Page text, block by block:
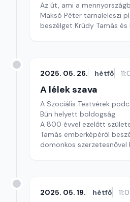
Az út, ami a
Maksó Péter tarnaleleszi
beszélget Krúdy Tamás és
2025. 05. 26. hétfő
A lélek szava
A Szociális Testvérek
Bűn helyett boldogság
A 800 évvel ezelőtt
Tamás emberképéről
domonkos szerzetesnővel
2025. 05. 19. hétfő